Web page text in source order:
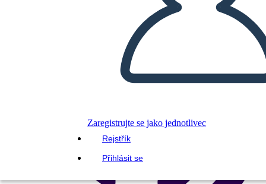
Zaregistrujte se jako jednotlivec
Rejstřík
Přihlásit se